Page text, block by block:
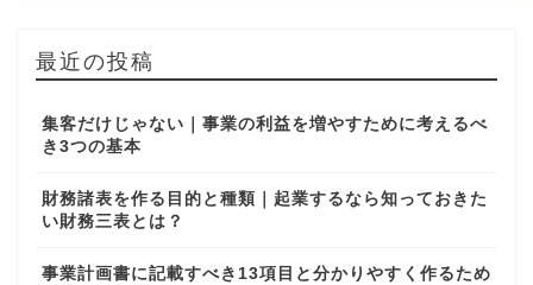
最近の投稿
集客だけじゃない｜事業の利益を増やすために考えるべ
き3つの基本
財務諸表を作る目的と種類｜起業するなら知っておきた
い財務三表とは？
事業計画書に記載すべき13項目と分かりやすく作るため